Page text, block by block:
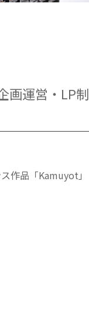
画運営・LP制
作品「Kamuyot」